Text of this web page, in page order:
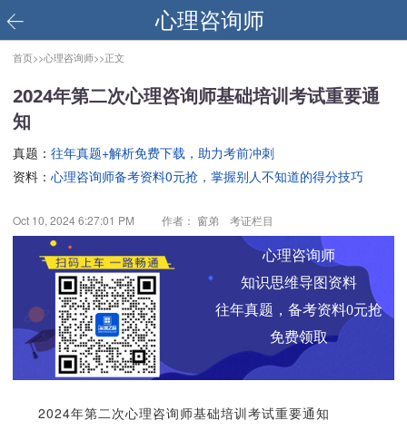
心理咨询师
首页>>心理咨询师>>正文
2024年第二次心理咨询师基础培训考试重要通
知
真题： 往年真题+解析免费下载，助力考前冲刺
资料： 心理咨询师备考资料0元抢，掌握别人不知道的得分技巧
Oct 10, 2024 6:27:01 PM 作者： 窗弟 考证栏目
心理咨询师
知识思维导图资料
往年真题，备考资料0元抢
免费领取
2024年第二次心理咨询师基础培训考试重要通知